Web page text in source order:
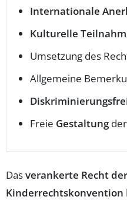
Internationale
Kulturelle
Umsetzung des
Allgemeine
Freie Gestaltungder
Dasverankerte Recht
Kinderrechtskonvention